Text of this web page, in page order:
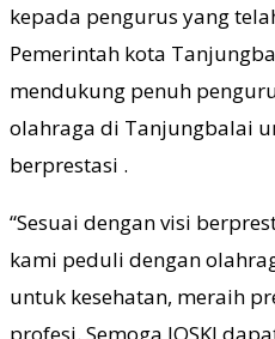
kepada pengurus yang
Pemerintah kota
mendukung penuh
olahraga di Tanjungbalai
berprestasi .
“Sesuai dengan visi
kami peduli dengan
untuk kesehatan, meraih
profesi. Semoga IOSKI